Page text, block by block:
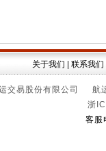
关于我们 联系我们
运交易股份有限公司
浙
客服